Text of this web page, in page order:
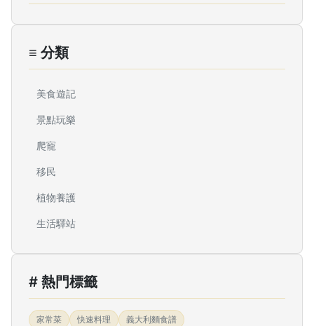
≡ 分類
美食遊記
景點玩樂
爬寵
移民
植物養護
生活驛站
# 熱門標籤
家常菜 快速料理 義大利麵食譜